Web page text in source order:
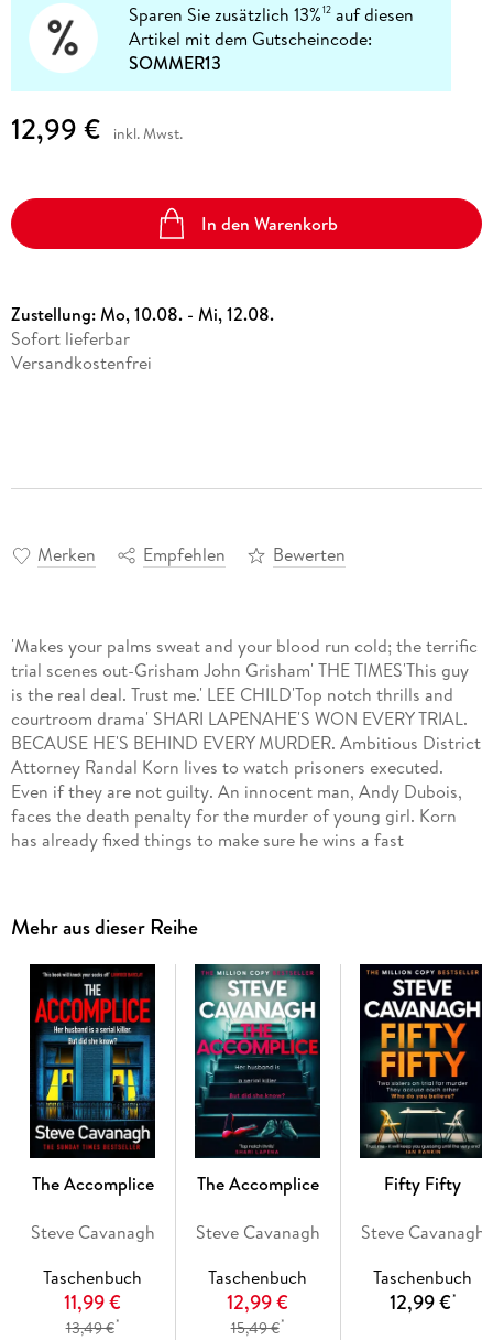
Sparen Sie zusätzlich 13%12 auf diesen
Artikel mit dem Gutscheincode:
SOMMER13
12,99 € inkl. Mwst.
In den Warenkorb
Zustellung:Mo, 10.08. - Mi, 12.08.
Sofort lieferbar
Versandkostenfrei
Merken Empfehlen Bewerten
'Makes your palms sweat and your blood run cold; the terrific
trial scenes out-Grisham John Grisham' THE TIMES'This guy
is the real deal. Trust me.' LEE CHILD'Top notch thrills and
courtroom drama' SHARI LAPENAHE'S WON EVERY TRIAL.
BECAUSE HE'S BEHIND EVERY MURDER. Ambitious District
Attorney Randal Korn lives to watch prisoners executed.
Even if they are not guilty. An innocent man, Andy Dubois,
faces the death penalty for the murder of young girl. Korn
has already fixed things to make sure he wins a fast
innocent man against a corrupt system and find the real
killer. In a week the Judge will read the verdict, but will Eddie
be alive to hear it? Praise for the award-winning, Sunday
Times Top Five bestseller Steve Cavanagh:'The ultimate treat
for crime fiction fans' JANICE HALLETT'Steve Cavanagh's
twists hit you between the eyes. You never see them coming'
ANTHONY HOROWITZ'A gripping, twisty thriller' IAN
RANKIN'Steve Cavanagh writes the best hooks in the
business' MICK HERRON'The real magic is in Steve
Cavanagh's hypnotic storytelling power' SUNDAY
EXPRESS'Cavanagh is a genius' EVENING STANDARD'A
great author' MARTINA COLE
Mehr aus dieser Reihe
The Accomplice
Steve Cavanagh
Taschenbuch
11,99 €
13,49 €*
The Accomplice
Steve Cavanagh
Taschenbuch
12,99 €
15,49 €*
Fifty Fifty
Steve Cavanagh
Taschenbuch
12,99 €*